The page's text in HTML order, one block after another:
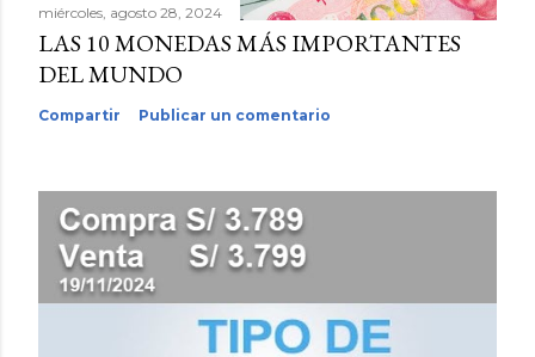
miércoles, agosto 28, 2024
LAS 10 MONEDAS MÁS IMPORTANTES
DEL MUNDO
Compartir Publicar un comentario